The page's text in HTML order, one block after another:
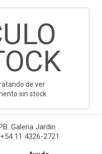
de ver
sin stock
Galeria Jardin
11 4326-2721